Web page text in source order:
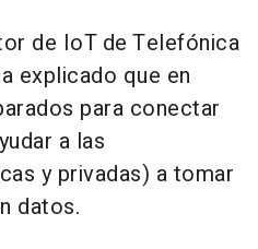
de IoT de Telefónica
explicado que en
para conectar
a las
y privadas) a tomar
datos.